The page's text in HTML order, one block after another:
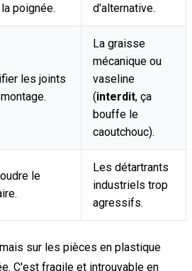
poignée.
d'alternative.
les joints
La graisse
mécanique ou
vaseline
(interdit, ça
bouffe le
caoutchouc).
le
Les détartrants
industriels trop
agressifs.
sur les pièces en plastique
C'est fragile et introuvable en